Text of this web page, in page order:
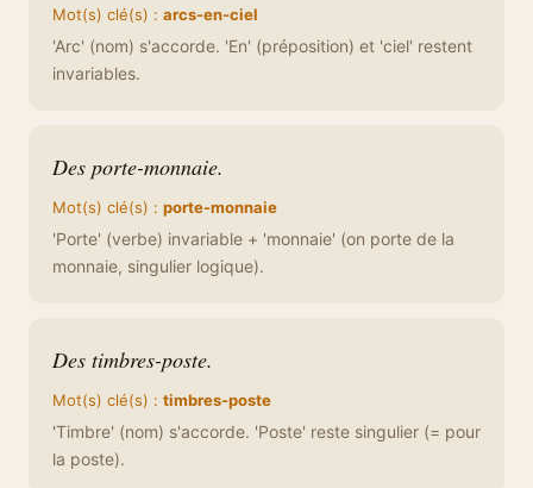
Mot(s) clé(s) : arcs-en-ciel
'Arc' (nom) s'accorde. 'En' (préposition) et 'ciel' restent
invariables.
Des porte-monnaie.
Mot(s) clé(s) : porte-monnaie
'Porte' (verbe) invariable + 'monnaie' (on porte de la
monnaie, singulier logique).
Des timbres-poste.
Mot(s) clé(s) : timbres-poste
'Timbre' (nom) s'accorde. 'Poste' reste singulier (= pour
la poste).